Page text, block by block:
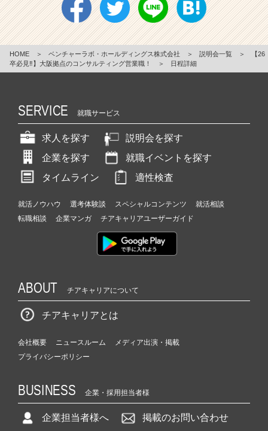
HOME ＞ ベンチャーラボ・ホールディングス株式会社 ＞ 説明会一覧 ＞
【26
卒必見‼】大阪拠点のコンサルティング営業職！
＞ 日程詳細
SERVICE 就職サービス
求人を探す
説明会を探す
企業を探す
就職イベントを探す
タイムライン
適性検査
就活ノウハウ 選考体験談 スペシャルコンテンツ
就活相談
転職相談
企業マンガ チアキャリアユーザーガイド
ABOUT チアキャリアについて
チアキャリアとは
会社概要 ニュースルーム
メディア出演・掲載
プライバシーポリシー
BUSINESS 企業・採用担当者様
企業担当者様へ 掲載のお問い合わせ